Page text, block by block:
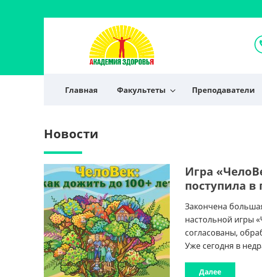
Главная Факультеты Преподаватели
Новости
Игра
поступила в
Закончена
настольной игры
согласованы,
Уже сегодня в
Далее